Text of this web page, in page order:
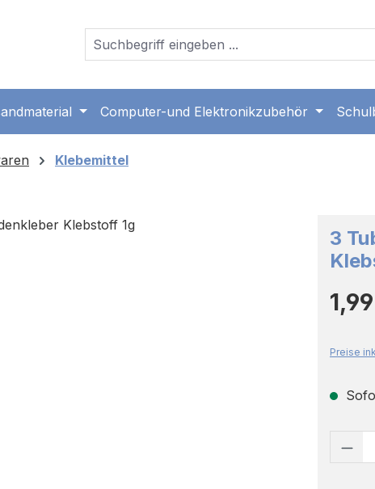
Computer-und Elektronikzubehör
Klebemittel
3
Preise